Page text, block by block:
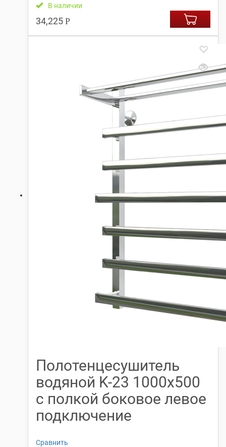
В наличии
34,225 Р
Полотенцесушитель
водяной K-23 1000х500
с полкой боковое левое
подключение
Сравнить